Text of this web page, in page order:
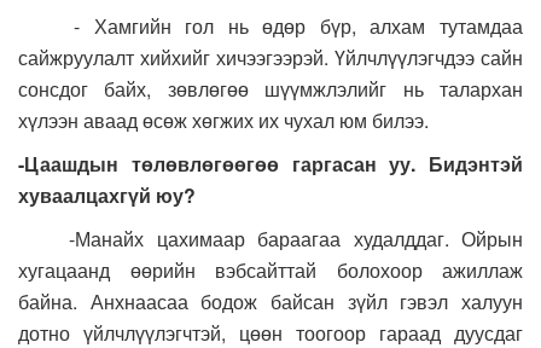
- Хамгийн гол нь өдөр бүр, алхам тутамдаа
сайжруулалт хийхийг хичээгээрэй. Үйлчлүүлэгчдээ сайн
сонсдог байх, зөвлөгөө шүүмжлэлийг нь талархан
хүлээн аваад өсөж хөгжих их чухал юм билээ.
-Цаашдын төлөвлөгөөгөө гаргасан уу. Бидэнтэй
хуваалцахгүй юу?
-Манайх цахимаар бараагаа худалддаг. Ойрын
хугацаанд өөрийн вэбсайттай болохоор ажиллаж
байна. Анхнаасаа бодож байсан зүйл гэвэл халуун
дотно үйлчлүүлэгчтэй, цөөн тоогоор гараад дуусдаг